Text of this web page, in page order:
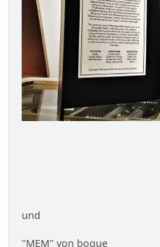
und
"MEM" von bogue